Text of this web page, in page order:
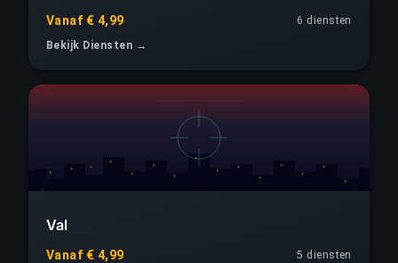
Vanaf € 4,99
6 diensten
Bekijk Diensten →
Val
Vanaf € 4,99
5 diensten